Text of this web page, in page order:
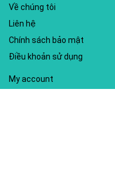
Về chúng tôi
Liên hệ
Chính sách bảo mật
Điều khoản sử dụng
My account